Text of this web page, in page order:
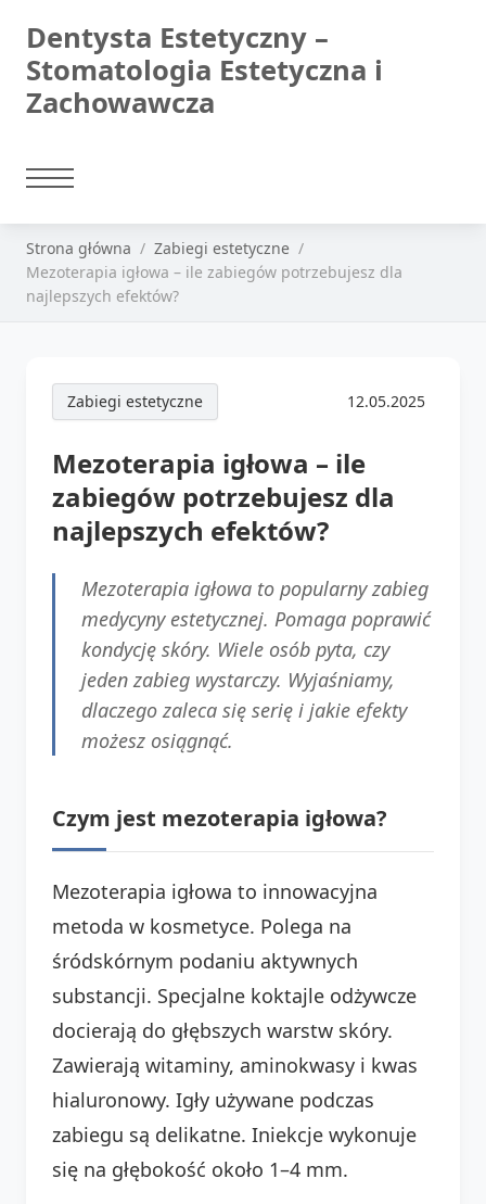
Dentysta Estetyczny –
Stomatologia Estetyczna i
Zachowawcza
Strona główna
Zabiegi estetyczne
Mezoterapia igłowa – ile zabiegów potrzebujesz dla
najlepszych efektów?
Zabiegi estetyczne 12.05.2025
Mezoterapia igłowa – ile
zabiegów potrzebujesz dla
najlepszych efektów?
Mezoterapia igłowa to popularny zabieg
medycyny estetycznej. Pomaga poprawić
kondycję skóry. Wiele osób pyta, czy
jeden zabieg wystarczy. Wyjaśniamy,
dlaczego zaleca się serię i jakie efekty
możesz osiągnąć.
Czym jest mezoterapia igłowa?
Mezoterapia igłowa to innowacyjna
metoda w kosmetyce. Polega na
śródskórnym podaniu aktywnych
substancji. Specjalne koktajle odżywcze
docierają do głębszych warstw skóry.
Zawierają witaminy, aminokwasy i kwas
hialuronowy. Igły używane podczas
zabiegu są delikatne. Iniekcje wykonuje
się na głębokość około 1–4 mm.